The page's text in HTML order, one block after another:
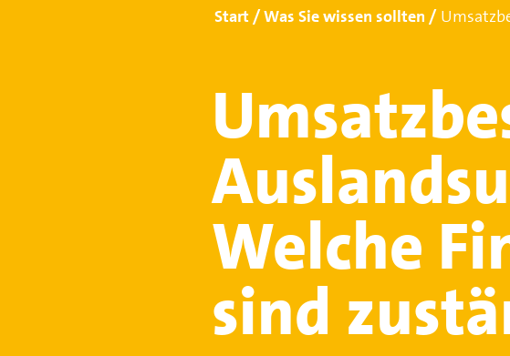
Start Was Sie wissen sollten
Welche
sind